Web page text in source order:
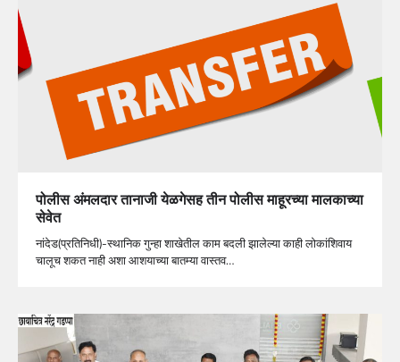
पोलीस अंमलदार तानाजी येळगेसह तीन पोलीस माहूरच्या मालकाच्या
सेवेत
नांदेड(प्रतिनिधी)-स्थानिक गुन्हा शाखेतील काम बदली झालेल्या काही लोकांशिवाय
चालूच शकत नाही अशा आशयाच्या बातम्या वास्तव…